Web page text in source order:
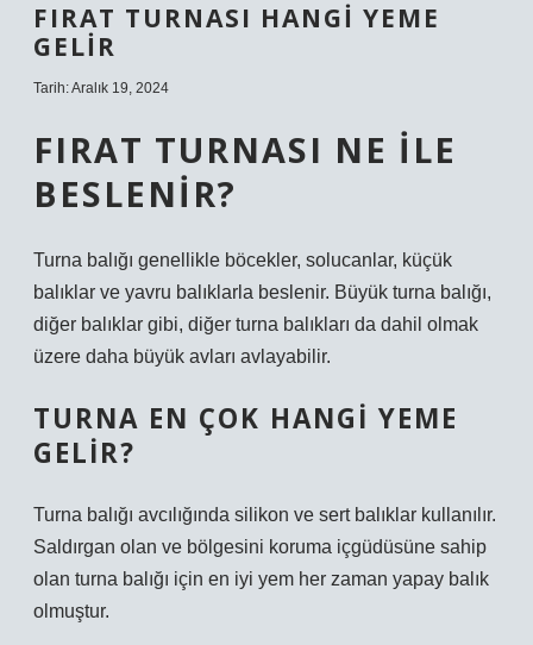
FIRAT TURNASI HANGI YEME
GELIR
Tarih: Aralık 19, 2024
FIRAT TURNASI NE ILE
BESLENIR?
Turna balığı genellikle böcekler, solucanlar, küçük
balıklar ve yavru balıklarla beslenir. Büyük turna balığı,
diğer balıklar gibi, diğer turna balıkları da dahil olmak
üzere daha büyük avları avlayabilir.
TURNA EN ÇOK HANGI YEME
GELIR?
Turna balığı avcılığında silikon ve sert balıklar kullanılır.
Saldırgan olan ve bölgesini koruma içgüdüsüne sahip
olan turna balığı için en iyi yem her zaman yapay balık
olmuştur.